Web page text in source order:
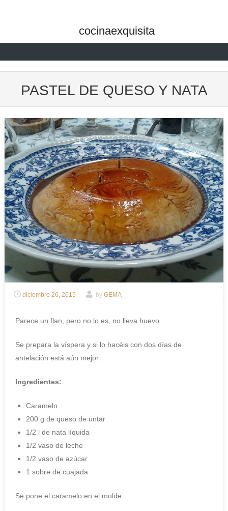
cocinaexquisita
PASTEL DE QUESO Y NATA
diciembre 26, 2015 by GEMA
Parece un flan, pero no lo es, no lleva huevo.
Se prepara la víspera y si lo hacéis con dos días de
antelación está aún mejor.
Ingredientes:
Caramelo
200 g de queso de untar
1/2 l de nata líquida
1/2 vaso de leche
1/2 vaso de azúcar
1 sobre de cuajada
Se pone el caramelo en el molde.